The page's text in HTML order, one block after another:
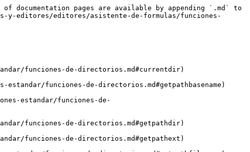
documentation pages are available by appending `.md` to
y-editores/editores/asistente-de-formulas/funciones-
funciones-de-directorios.md#currentdir)
funciones-de-directorios.md#getpathbasename)
estandar/funciones-de-
funciones-de-directorios.md#getpathdir)
funciones-de-directorios.md#getpathext)